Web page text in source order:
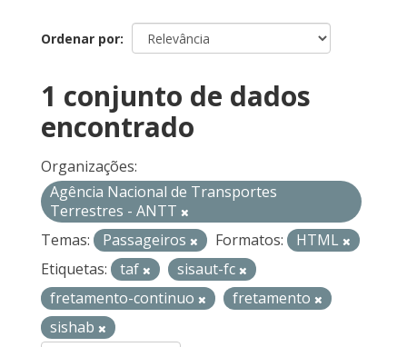
Ordenar por
1 conjunto de dados
encontrado
Organizações:
Agência Nacional de Transportes
Terrestres - ANTT
Temas:
Passageiros Formatos:
HTML
Etiquetas:
taf
sisaut-fc
fretamento-continuo
fretamento
sishab